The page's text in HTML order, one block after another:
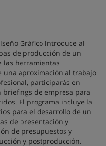
Gráfico introduce al
de producción de un
las herramientas
una aproximación al trabajo
participarás en
briefings de empresa para
El programa incluye la
para el desarrollo de un
de presentación y
de presupuestos y
y postproducción.